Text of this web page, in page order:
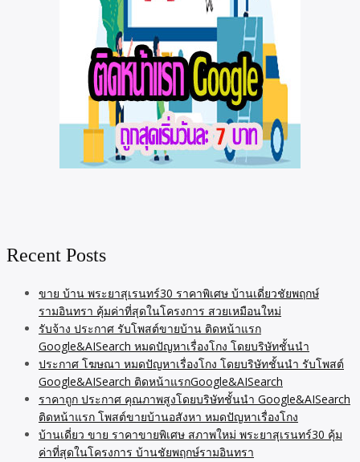
Recent Posts
ขาย บ้าน พระยาสุเรนทร์30 ราคาพิเศษ บ้านเดี่ยวชัยพฤกษ์
รามอินทรา คุ้มค่าที่สุดในโครงการ สวยเหมือนใหม่
รับจ้าง ประกาศ รับโพสต์ขายบ้าน ติดหน้าแรก
Google&AISearch หมดปัญหาเรื่องโกง โดยบริษัทชั้นนำ
ประกาศ โฆษณา หมดปัญหาเรื่องโกง โดยบริษัทชั้นนำ รับโพสต์
Google&AISearch ติดหน้าแรกGoogle&AISearch
ราคาถูก ประกาศ คุณภาพสูงโดยบริษัทชั้นนำ Google&AISearch
ติดหน้าแรก โพสต์ขายบ้านอสังหา หมดปัญหาเรื่องโกง
บ้านเดี่ยว ขาย ราคาขายพิเศษ สภาพใหม่ พระยาสุเรนทร์30 คุ้ม
ค่าที่สุดในโครงการ บ้านชัยพฤกษ์รามอินทรา